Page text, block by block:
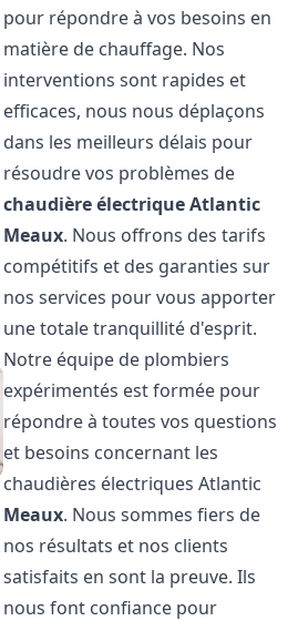
pour répondre à vos besoins en
matière de chauffage. Nos
interventions sont rapides et
efficaces, nous nous déplaçons
dans les meilleurs délais pour
résoudre vos problèmes de
chaudière électrique Atlantic
Meaux. Nous offrons des tarifs
compétitifs et des garanties sur
nos services pour vous apporter
une totale tranquillité d'esprit.
Notre équipe de plombiers
expérimentés est formée pour
répondre à toutes vos questions
et besoins concernant les
chaudières électriques Atlantic
Meaux. Nous sommes fiers de
nos résultats et nos clients
satisfaits en sont la preuve. Ils
nous font confiance pour